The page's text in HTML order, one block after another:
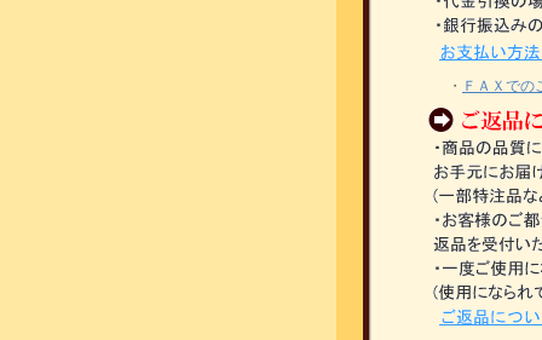
・ ＦＡＸでの